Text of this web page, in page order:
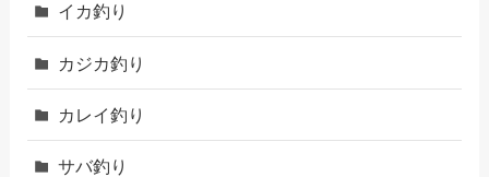
イカ釣り
カジカ釣り
カレイ釣り
サバ釣り